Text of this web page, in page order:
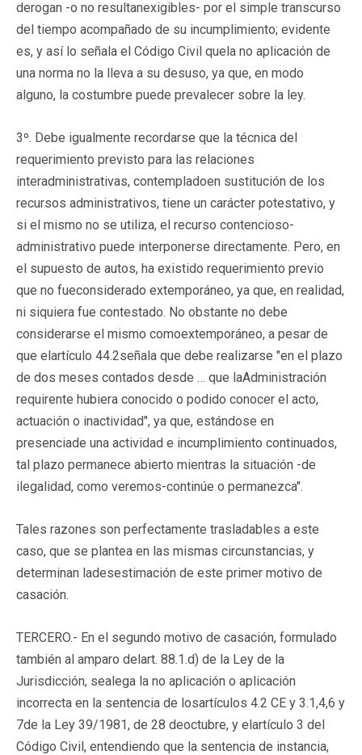
derogan -o no resultanexigibles- por el simple transcurso
del tiempo acompañado de su incumplimiento; evidente
es, y así lo señala el Código Civil quela no aplicación de
una norma no la lleva a su desuso, ya que, en modo
alguno, la costumbre puede prevalecer sobre la ley.
3º. Debe igualmente recordarse que la técnica del
requerimiento previsto para las relaciones
interadministrativas, contempladoen sustitución de los
recursos administrativos, tiene un carácter potestativo, y
si el mismo no se utiliza, el recurso contencioso-
administrativo puede interponerse directamente. Pero, en
el supuesto de autos, ha existido requerimiento previo
que no fueconsiderado extemporáneo, ya que, en realidad,
ni siquiera fue contestado. No obstante no debe
considerarse el mismo comoextemporáneo, a pesar de
que elartículo 44.2señala que debe realizarse "en el plazo
de dos meses contados desde … que laAdministración
requirente hubiera conocido o podido conocer el acto,
actuación o inactividad", ya que, estándose en
presenciade una actividad e incumplimiento continuados,
tal plazo permanece abierto mientras la situación -de
ilegalidad, como veremos-continúe o permanezca".
Tales razones son perfectamente trasladables a este
caso, que se plantea en las mismas circunstancias, y
determinan ladesestimación de este primer motivo de
casación.
TERCERO.- En el segundo motivo de casación, formulado
también al amparo delart. 88.1.d) de la Ley de la
Jurisdicción, sealega la no aplicación o aplicación
incorrecta en la sentencia de losartículos 4.2 CE y 3.1,4,6 y
7de la Ley 39/1981, de 28 deoctubre, y elartículo 3 del
Código Civil, entendiendo que la sentencia de instancia,